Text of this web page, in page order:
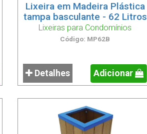
Lixeira em Madeira Plástica
tampa basculante - 62 Litros
Lixeiras para Condomínios
Código: MP62B
Detalhes Adicionar